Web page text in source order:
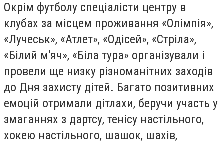
Окрім футболу спеціалісти центру в
клубах за місцем проживання «Олімпія»,
«Лучеськ», «Атлет», «Одісей», «Стріла»,
«Білий м'яч», «Біла тура» організували і
провели ще низку різноманітних заходів
до Дня захисту дітей. Багато позитивних
емоцій отримали дітлахи, беручи участь у
змаганнях з дартсу, тенісу настільного,
хокею настільного, шашок, шахів,